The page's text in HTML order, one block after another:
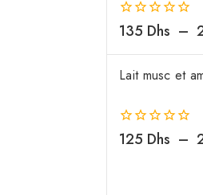
0
5
135 Dhs –
Lait musc et
0
125 Dhs –